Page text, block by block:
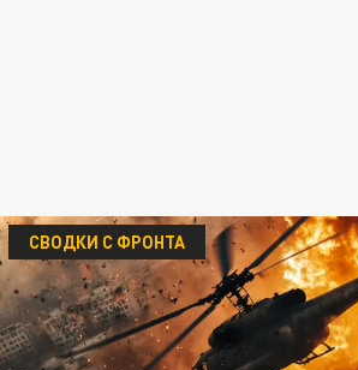
СВОДКИ С ФРОНТА